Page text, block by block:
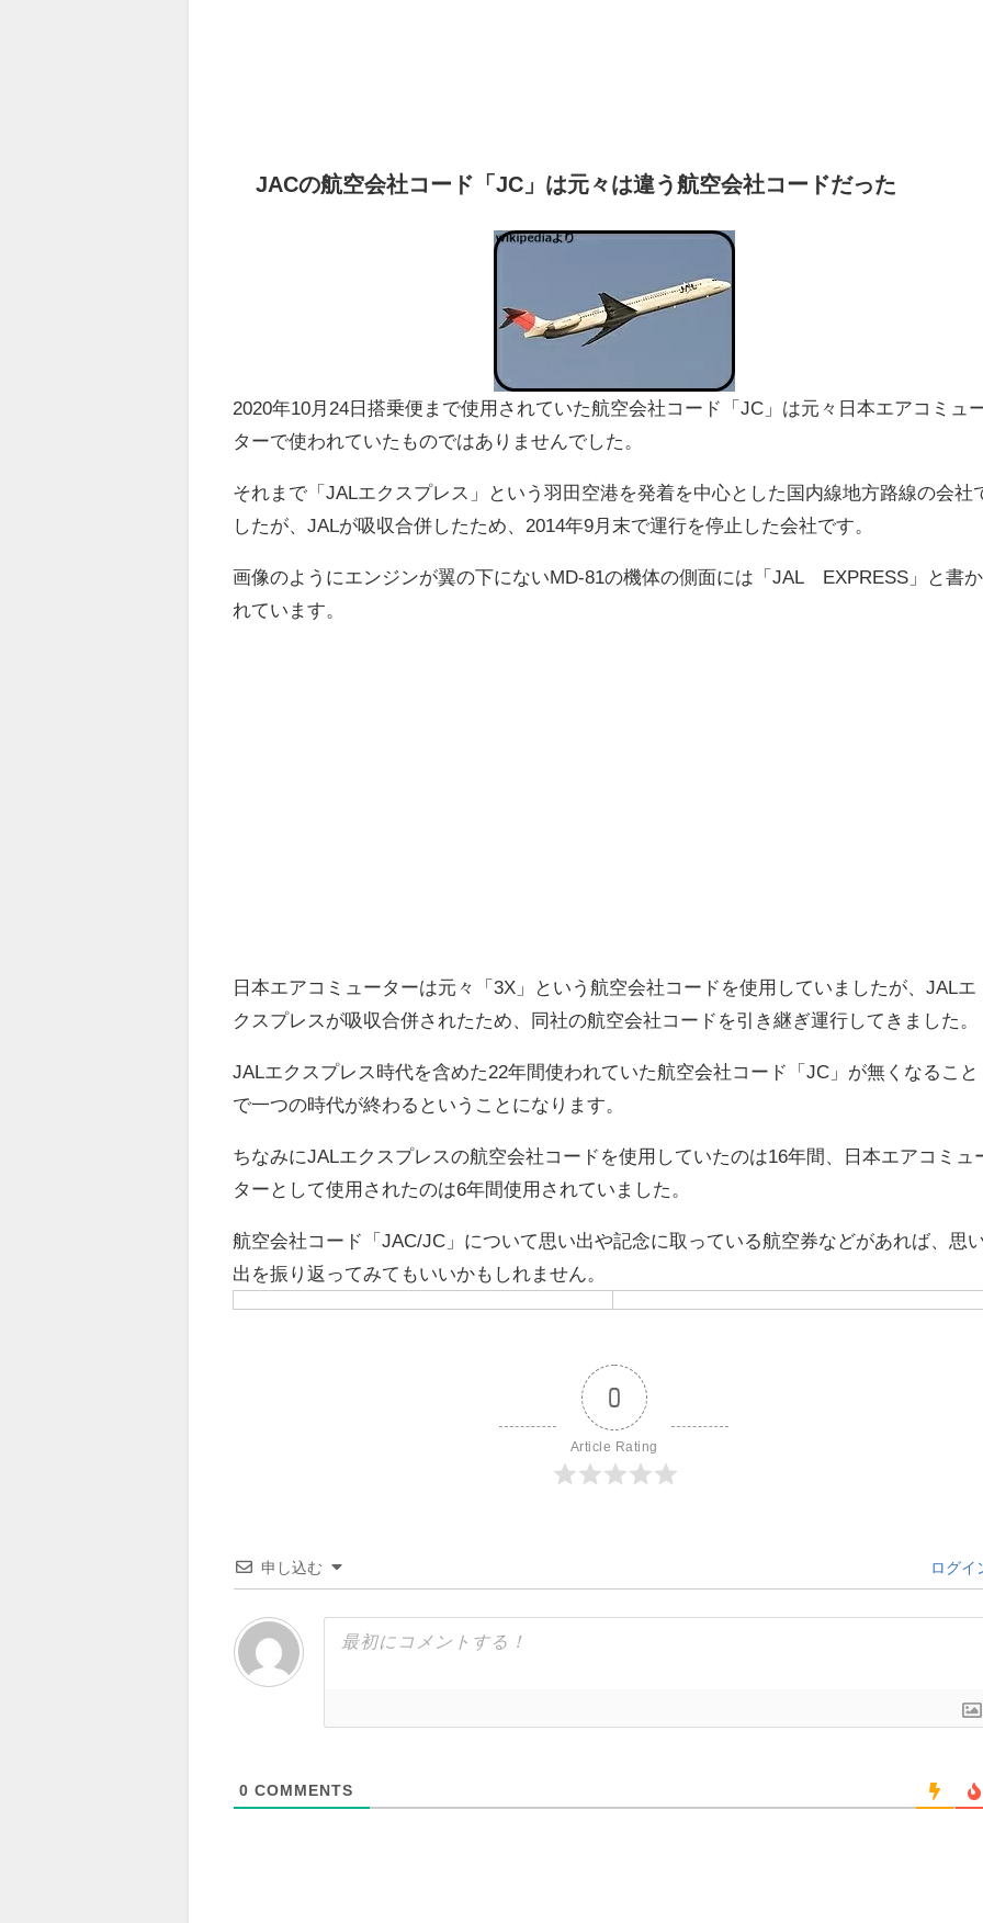
JACの航空会社コード「JC」は元々は違う航空会社コードだった
2020年10月24日搭乗便まで使用されていた航空会社コード「JC」は元々日本エアコミュ
ターで使われていたものではありませんでした。
それまで「JALエクスプレス」という羽田空港を発着を中心とした国内線地方路線の会社
したが、JALが吸収合併したため、2014年9月末で運行を停止した会社です。
画像のようにエンジンが翼の下にないMD-81の機体の側面には「JAL EXPRESS」と書か
れています。
日本エアコミューターは元々「3X」という航空会社コードを使用していましたが、JALエ
クスプレスが吸収合併されたため、同社の航空会社コードを引き継ぎ運行してきました。
JALエクスプレス時代を含めた22年間使われていた航空会社コード「JC」が無くなること
で一つの時代が終わるということになります。
ちなみにJALエクスプレスの航空会社コードを使用していたのは16年間、日本エアコミュ
ターとして使用されたのは6年間使用されていました。
航空会社コード「JAC/JC」について思い出や記念に取っている航空券などがあれば、思
出を振り返ってみてもいいかもしれません。
0
Article Rating
申し込む ログイ
0 COMMENTS